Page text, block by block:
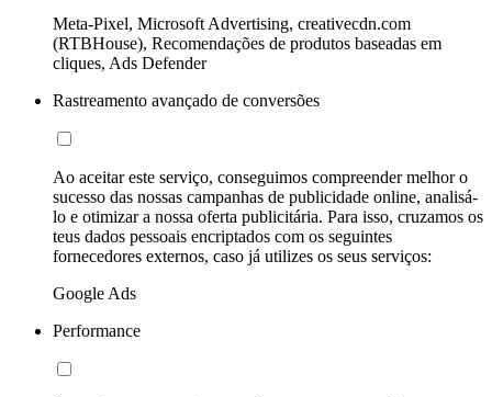
Meta-Pixel, Microsoft Advertising, creativecdn.com
(RTBHouse), Recomendações de produtos baseadas em
cliques, Ads Defender
Rastreamento avançado de conversões
Ao aceitar este serviço, conseguimos compreender melhor o
sucesso das nossas campanhas de publicidade online, analisá-
lo e otimizar a nossa oferta publicitária. Para isso, cruzamos os
teus dados pessoais encriptados com os seguintes
fornecedores externos, caso já utilizes os seus serviços:
Google Ads
Performance